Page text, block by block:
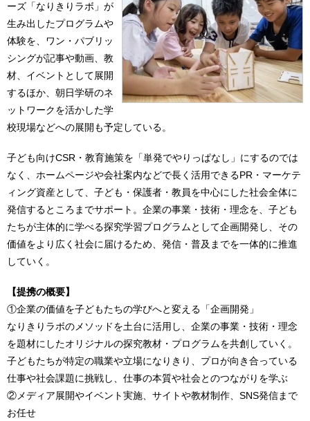
ーズ「なりきりラボ」が
生み出したプログラムや
体験を、ワン・パブリッ
シングが記事や動画、教
材、イベントとして展開
するほか、朝日学研のネ
ットワークを活かした学
校現場などへの展開も予定している。
子ども向けCSR・教育施策を「単発でやりっぱなし」にするのでは
なく、ホームページや会社案内などで長く活用できるPR・マーケテ
ィング資産として、子ども・保護者・教員を中心にした社会全体に
発信するところまでサポート。企業の事業・技術・理念を、子ども
たちが主体的に学べる探究学習プログラムとして企画開発し、その
価値をより広く社会に届けるため、発信・普及までを一体的に推進
していく。
【提携の概要】
①企業の価値を子どもたちの学びへと変える「企画開発」
なりきりラボのメソッドを土台に活用し、企業の事業・技術・理念
を題材にしたオリジナルの探究教材・プログラムを共創していく。
子どもたちが特定の職業や立場になりきり、プロが向き合っている
仕事や社会課題に挑戦し、仕事の本質や社会とのつながりを学ぶ
②メディア展開やイベント実施、サイトや教材制作、SNS発信まで
お任せ